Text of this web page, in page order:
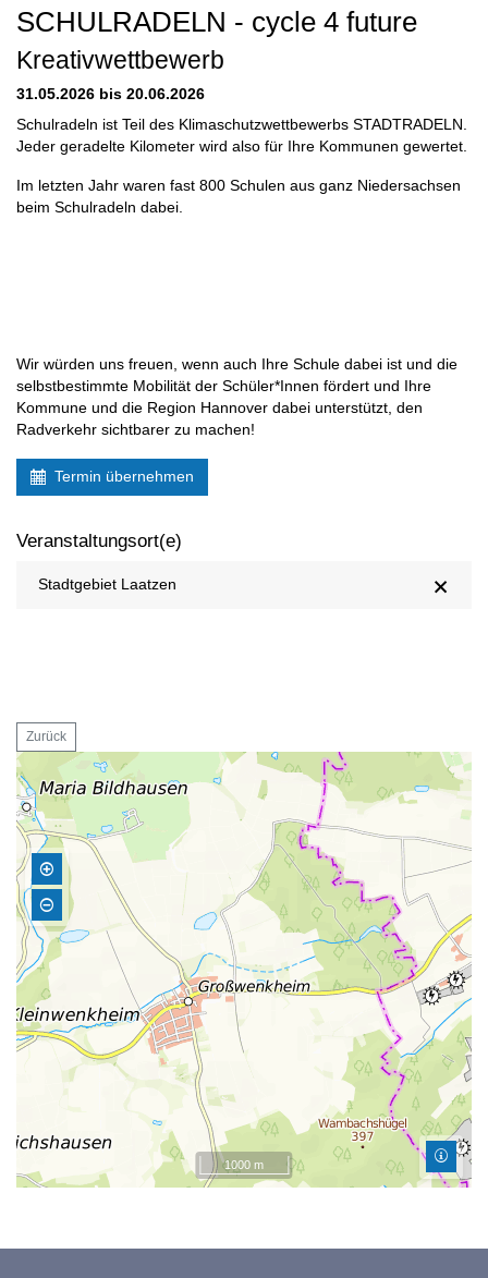
SCHULRADELN - cycle 4 future
Kreativwettbewerb
31.05.2026 bis 20.06.2026
Schulradeln ist Teil des Klimaschutzwettbewerbs STADTRADELN.
Jeder geradelte Kilometer wird also für Ihre Kommunen gewertet.
Im letzten Jahr waren fast 800 Schulen aus ganz Niedersachsen
beim Schulradeln dabei.
Wir würden uns freuen, wenn auch Ihre Schule dabei ist und die
selbstbestimmte Mobilität der Schüler*Innen fördert und Ihre
Kommune und die Region Hannover dabei unterstützt, den
Radverkehr sichtbarer zu machen!
Termin übernehmen
Veranstaltungsort(e)
Stadtgebiet Laatzen
Zurück
1000 m